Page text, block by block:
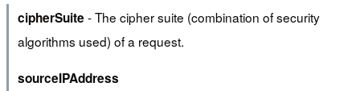
cipherSuite- The cipher suite (combination of security
algorithms used) of a request.
sourceIPAddress